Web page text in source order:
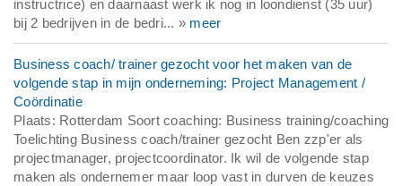
instructrice) en daarnaast werk ik nog in loondienst (35 uur)
bij 2 bedrijven in de bedri... » meer
Business coach/ trainer gezocht voor het maken van de
volgende stap in mijn onderneming: Project Management /
Coördinatie
Plaats: Rotterdam Soort coaching: Business training/coaching
Toelichting Business coach/trainer gezocht Ben zzp'er als
projectmanager, projectcoordinator. Ik wil de volgende stap
maken als ondernemer maar loop vast in durven de keuzes